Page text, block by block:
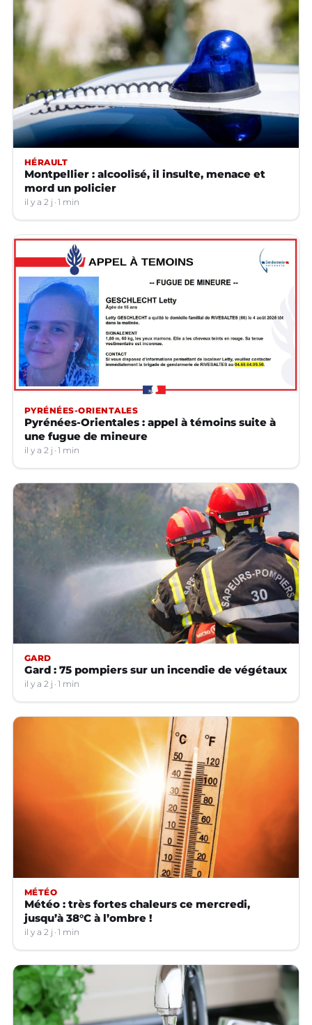
HÉRAULT
Montpellier : alcoolisé, il insulte, menace et
mord un policier
il y a 2 j 1 min
PYRÉNÉES-ORIENTALES
Pyrénées-Orientales : appel à témoins suite à
une fugue de mineure
il y a 2 j 1 min
GARD
Gard : 75 pompiers sur un incendie de végétaux
il y a 2 j 1 min
MÉTÉO
Météo : très fortes chaleurs ce mercredi,
jusqu’à 38°C à l’ombre !
il y a 2 j 1 min